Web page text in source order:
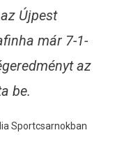
Újpest
már 7-1-
az
be.
Sportcsarnokban